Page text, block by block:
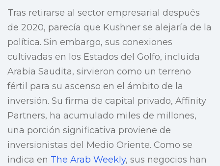
Tras retirarse al sector empresarial después
de 2020, parecía que Kushner se alejaría de la
política. Sin embargo, sus conexiones
cultivadas en los Estados del Golfo, incluida
Arabia Saudita, sirvieron como un terreno
fértil para su ascenso en el ámbito de la
inversión. Su firma de capital privado, Affinity
Partners, ha acumulado miles de millones,
una porción significativa proviene de
inversionistas del Medio Oriente. Como se
indica en The Arab Weekly, sus negocios han